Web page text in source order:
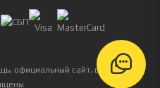
официальный сайт, все права